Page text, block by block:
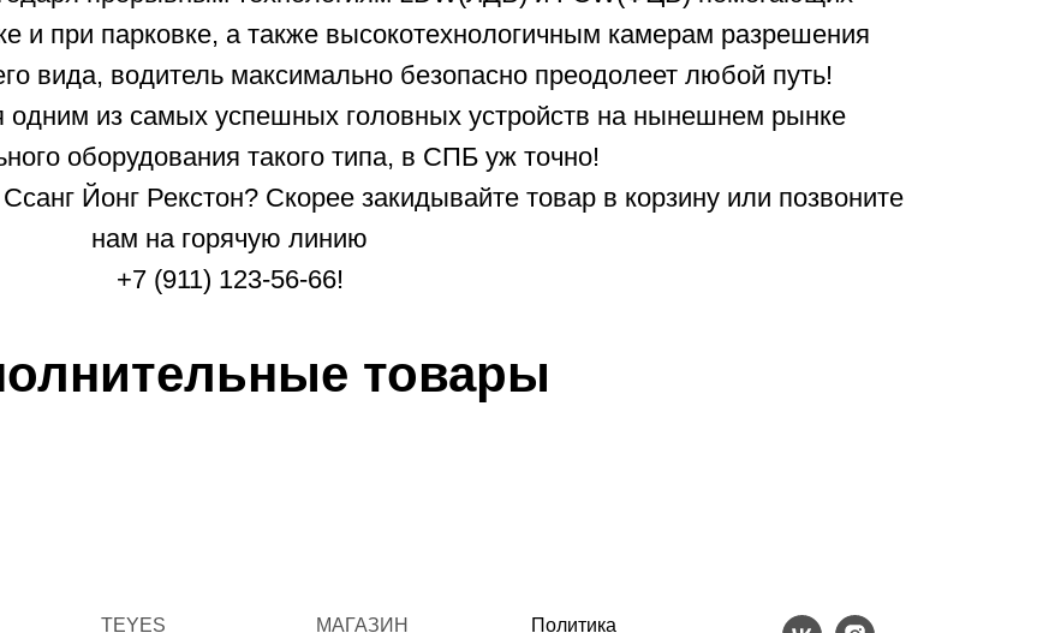
и при парковке, а также высокотехнологичным камерам разрешения
вида, водитель максимально безопасно преодолеет любой путь!
одним из самых успешных головных устройств на нынешнем рынке
оборудования такого типа, в СПБ уж точно!
Йонг Рекстон? Скорее закидывайте товар в корзину или позвоните
нам на горячую линию
+7 (911) 123-56-66!
товары
TEYES МАГАЗИН Политика